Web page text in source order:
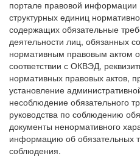
портале правовой информации
структурных единиц
содержащих обязательные
деятельности лиц, обязанных
нормативным правовым актом
соответствии с ОКВЭД,
нормативных правовых актов,
установление
несоблюдение обязательного
руководства по соблюдению
документы ненормативного
информацию об обязательных
соблюдения.